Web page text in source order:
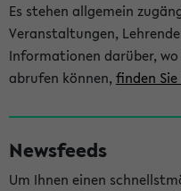
Es stehen allgemein
Veranstaltungen,
Informationen darüber, wo
abrufen können, finden
Newsfeeds
Um Ihnen einen